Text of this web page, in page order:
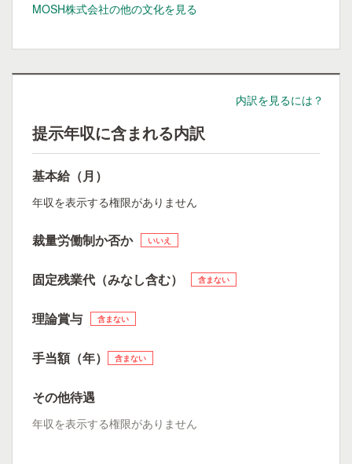
MOSH株式会社の他の文化を見る
内訳を見るには？
提示年収に含まれる内訳
基本給（月）
年収を表示する権限がありません
裁量労働制か否か いいえ
固定残業代（みなし含む） 含まない
理論賞与 含まない
手当額（年） 含まない
その他待遇
年収を表示する権限がありません